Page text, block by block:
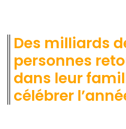
Des milliards
personnes
dans leur
célébrer